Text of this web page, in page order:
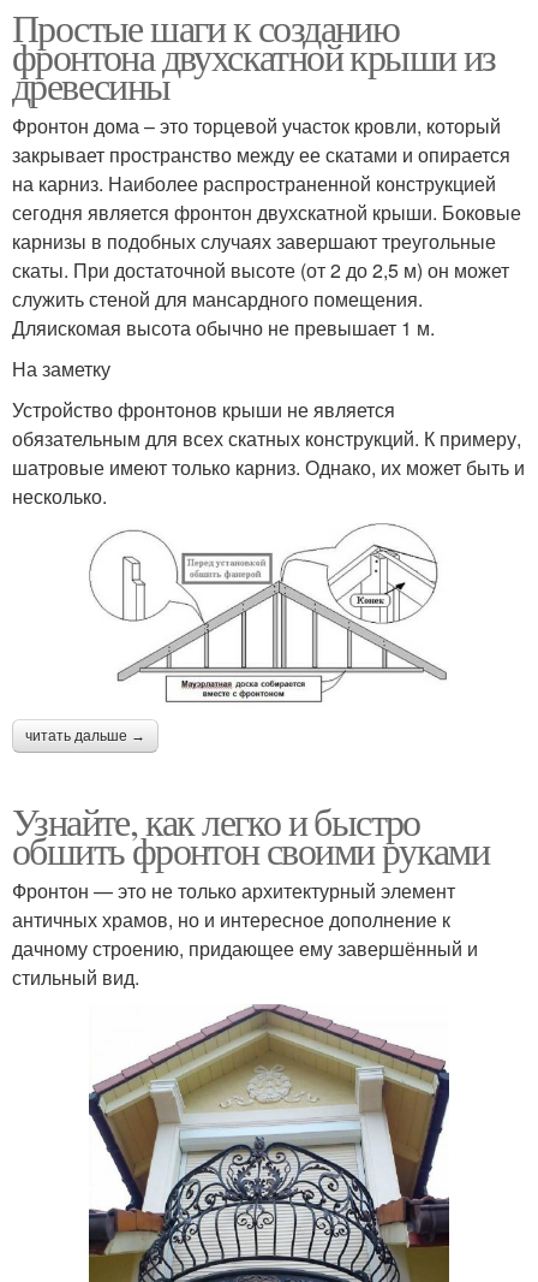
Простые шаги к созданию
фронтона двухскатной крыши из
древесины
Фронтон дома – это торцевой участок кровли, который
закрывает пространство между ее скатами и опирается
на карниз. Наиболее распространенной конструкцией
сегодня является фронтон двухскатной крыши. Боковые
карнизы в подобных случаях завершают треугольные
скаты. При достаточной высоте (от 2 до 2,5 м) он может
служить стеной для мансардного помещения.
Дляискомая высота обычно не превышает 1 м.
На заметку
Устройство фронтонов крыши не является
обязательным для всех скатных конструкций. К примеру,
шатровые имеют только карниз. Однако, их может быть и
несколько.
читать дальше →
Узнайте, как легко и быстро
обшить фронтон своими руками
Фронтон — это не только архитектурный элемент
античных храмов, но и интересное дополнение к
дачному строению, придающее ему завершённый и
стильный вид.